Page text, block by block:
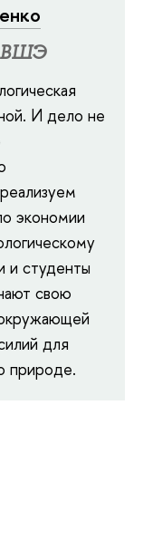
ВШЭ
И дело не
экономии
и студенты
свою
для
природе.